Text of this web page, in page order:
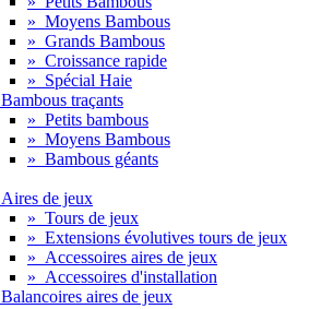
» Moyens Bambous
» Grands Bambous
» Croissance rapide
» Spécial Haie
Bambous traçants
» Petits bambous
» Moyens Bambous
» Bambous géants
Aires de jeux
» Tours de jeux
» Extensions évolutives tours de jeux
» Accessoires aires de jeux
» Accessoires d'installation
Balancoires aires de jeux